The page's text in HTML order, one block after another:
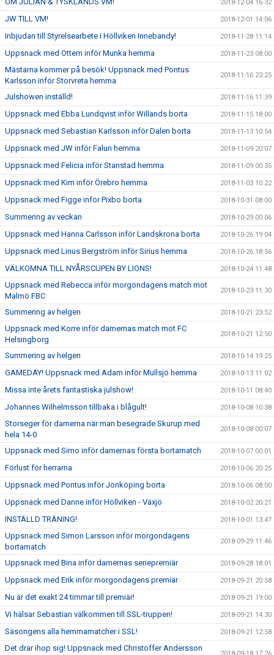
2018-12-04 16:32
JW TILL VM! 2018-12-01 14:06
Inbjudan till Styrelsearbete i Höllviken Innebandy! 2018-11-28 11:14
Uppsnack med Ottern inför Munka hemma 2018-11-23 08:00
Mästarna kommer på besök! Uppsnack med Pontus
Karlsson inför Storvreta hemma
2018-11-16 23:25
Julshowen inställd! 2018-11-16 11:39
Uppsnack med Ebba Lundqvist inför Willands borta 2018-11-15 18:00
Uppsnack med Sebastian Karlsson inför Dalen borta 2018-11-13 10:54
Uppsnack med JW inför Falun hemma 2018-11-09 20:07
Uppsnack med Felicia inför Stanstad hemma 2018-11-09 00:35
Uppsnack med Kim inför Örebro hemma 2018-11-03 10:22
Uppsnack med Figge inför Pixbo borta 2018-10-31 08:00
Summering av veckan 2018-10-29 00:06
Uppsnack med Hanna Carlsson inför Landskrona borta 2018-10-26 19:04
Uppsnack med Linus Bergström inför Sirius hemma 2018-10-26 18:56
VÄLKOMNA TILL NYÅRSCUPEN BY LIONS! 2018-10-24 11:48
Uppsnack med Rebecca inför morgondagens match mot
Malmö FBC
2018-10-23 11:30
Summering av helgen 2018-10-21 23:52
Uppsnack med Korre inför damernas match mot FC
Helsingborg
2018-10-21 12:50
Summering av helgen 2018-10-14 19:25
GAMEDAY! Uppsnack med Adam inför Mullsjö hemma 2018-10-13 11:02
Missa inte årets fantastiska julshow! 2018-10-11 08:40
Johannes Wilhelmsson tillbaka i blågult! 2018-10-08 10:38
Storseger för damerna när man besegrade Skurup med
hela 14-0
2018-10-08 00:07
Uppsnack med Simo inför damernas första bortamatch 2018-10-07 00:01
Förlust för herrarna 2018-10-06 20:25
Uppsnack med Pontus inför Jönköping borta 2018-10-06 08:00
Uppsnack med Danne inför Höllviken - Växjö 2018-10-02 20:21
INSTÄLLD TRÄNING! 2018-10-01 13:47
Uppsnack med Simon Larsson inför morgondagens
bortamatch
2018-09-29 11:46
Uppsnack med Bina inför damernas seriepremiär 2018-09-28 18:01
Uppsnack med Erik inför morgondagens premiär 2018-09-21 20:58
Nu är det exakt 24 timmar till premiär! 2018-09-21 19:00
Vi hälsar Sebastian välkommen till SSL-truppen! 2018-09-21 14:30
Säsongens alla hemmamatcher i SSL! 2018-09-21 12:58
Det drar ihop sig! Uppsnack med Christoffer Andersson